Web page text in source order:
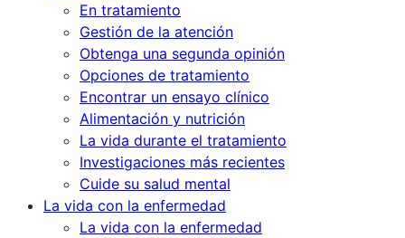
En tratamiento
Gestión de la atención
Obtenga una segunda opinión
Opciones de tratamiento
Encontrar un ensayo clínico
Alimentación y nutrición
La vida durante el tratamiento
Investigaciones más recientes
Cuide su salud mental
La vida con la enfermedad
La vida con la enfermedad